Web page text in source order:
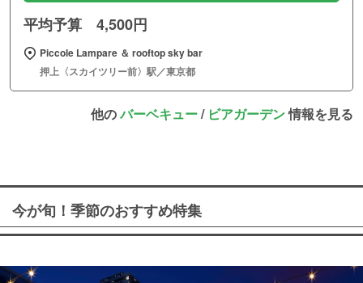
平均予算 4,500円
Piccole Lampare ＆ rooftop sky bar
押上〈スカイツリー前〉駅／東京都
他のバーベキュー/ ビアガーデン情報を見る
今が旬！季節のおすすめ特集